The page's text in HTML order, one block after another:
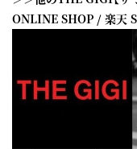
ONLINE SHOP / 楽天